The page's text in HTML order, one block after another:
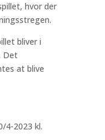
hvor der
bliver i
Det
at blive
4-2023 kl.